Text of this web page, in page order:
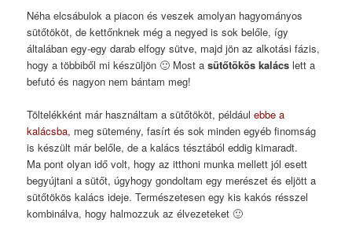
Néha elcsábulok a piacon és veszek amolyan hagyományos
sütőtököt, de kettőnknek még a negyed is sok belőle, így
általában egy-egy darab elfogy sütve, majd jön az alkotási fázis,
hogy a többiből mi készüljön 🙂 Most asütőtökös kalács lett a
befutó és nagyon nem bántam meg!
Töltelékként már használtam a sütőtököt, példáulebbe a
kalácsba, meg sütemény, fasírt és sok minden egyéb finomság
is készült már belőle, de a kalács tésztából eddig kimaradt.
Ma pont olyan idő volt, hogy az itthoni munka mellett jól esett
begyújtani a sütőt, úgyhogy gondoltam egy merészet és eljött a
sütőtökös kalács ideje. Természetesen egy kis kakós résszel
kombinálva, hogy halmozzuk az élvezeteket 🙂